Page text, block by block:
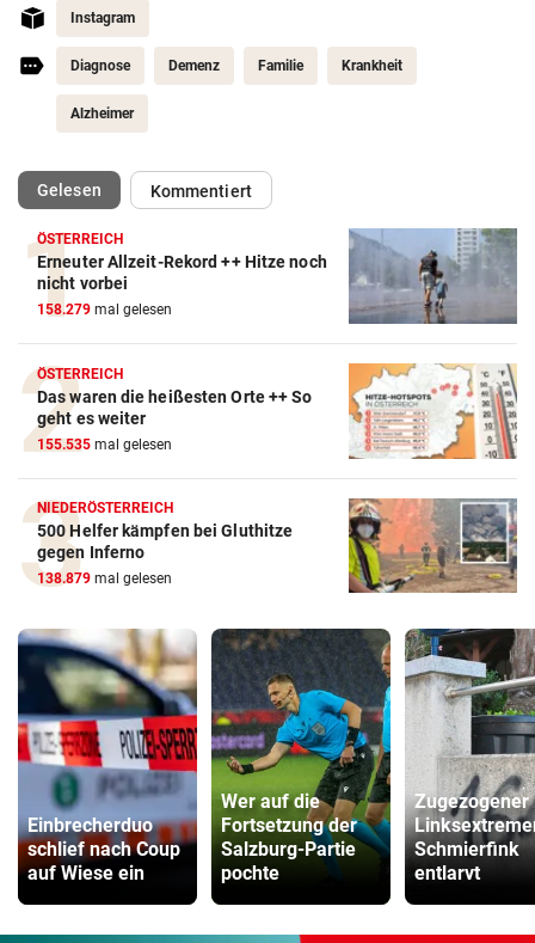
Instagram
Diagnose Demenz Familie Krankheit
Alzheimer
Gelesen(ausgewählt)Kommentiert
ÖSTERREICH
Erneuter Allzeit-Rekord ++ Hitze noch
nicht vorbei
158.279 mal gelesen
ÖSTERREICH
Das waren die heißesten Orte ++ So
geht es weiter
155.535 mal gelesen
NIEDERÖSTERREICH
500 Helfer kämpfen bei Gluthitze
gegen Inferno
138.879 mal gelesen
Einbrecherduo
schlief nach Coup
auf Wiese ein
Wer auf die
Fortsetzung der
Salzburg-Partie
pochte
Zugezogener
Schmierfink
entlarvt